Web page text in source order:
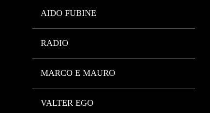
AIDO FUBINE
RADIO
MARCO E MAURO
VALTER EGO